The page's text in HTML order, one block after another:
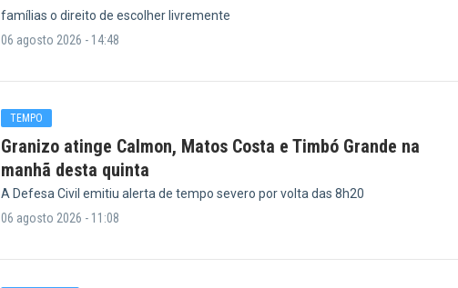
famílias o direito de escolher livremente
06 agosto 2026 - 14:48
TEMPO
Granizo atinge Calmon, Matos Costa e Timbó Grande na
manhã desta quinta
A Defesa Civil emitiu alerta de tempo severo por volta das 8h20
06 agosto 2026 - 11:08